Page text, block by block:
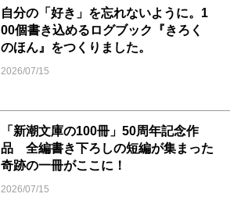
自分の「好き」を忘れないように。1
00個書き込めるログブック『きろく
のほん』をつくりました。
2026/07/15
「新潮文庫の100冊」50周年記念作
品 全編書き下ろしの短編が集まった
奇跡の一冊がここに！
2026/07/15